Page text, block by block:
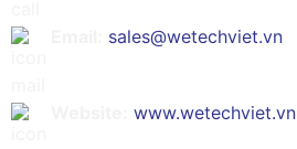
sales@wetechviet.vn
www.wetechviet.vn